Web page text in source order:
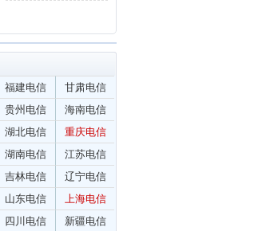
福建电信
甘肃电信
贵州电信
海南电信
湖北电信
重庆电信
湖南电信
江苏电信
吉林电信
辽宁电信
山东电信
上海电信
四川电信
新疆电信